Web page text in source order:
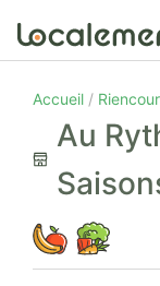
Accueil
Au